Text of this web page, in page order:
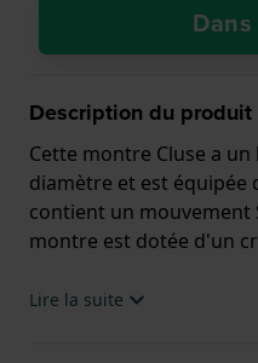
Description du produit
Cette montre Cluse a
diamètre et est équipée
contient un mouvement
montre est dotée d'un
La montre est 5 ATM.
Lire la suite